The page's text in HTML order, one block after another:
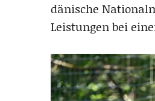
dänische
Leistungen bei